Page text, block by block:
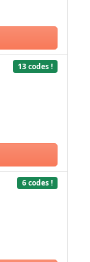
13 codes !
6 codes !